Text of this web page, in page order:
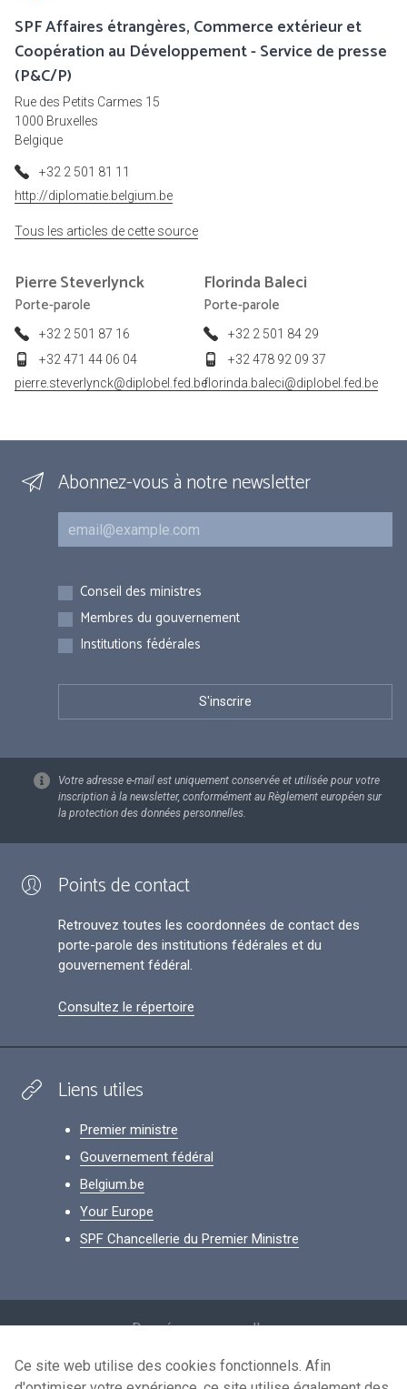
SPF Affaires étrangères, Commerce extérieur et
Coopération au Développement - Service de presse
(P&C/P)
Rue des Petits Carmes 15
1000 Bruxelles
Belgique
+32 2 501 81 11
http://diplomatie.belgium.be
Tous les articles de cette source
PierreSteverlynck
Porte-parole
+32 2 501 87 16
+32 471 44 06 04
pierre.steverlynck@diplobel.fed.be
Florinda Baleci
Porte-parole
+32 2 501 84 29
+32 478 92 09 37
florinda.baleci@diplobel.fed.be
Abonnez-vous à notre newsletter
Courriel
Inscriptions
Conseil des ministres
Membres du gouvernement
Institutions fédérales
Votre adresse e-mail est uniquement conservée et utilisée pour votre
inscription à la newsletter, conformément au Règlement européen sur
la protection des données personnelles.
Points de contact
Retrouvez toutes les coordonnées de contact des
porte-parole des institutions fédérales et du
gouvernement fédéral.
Consultez le répertoire
Liens utiles
Premier ministre
Gouvernement fédéral
Belgium.be
Your Europe
SPF Chancellerie du Premier Ministre
Données personnelles
Conditions de réutilisation
Ce site web utilise des cookies fonctionnels. Afin